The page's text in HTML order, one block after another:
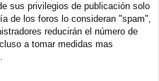
sus privilegios de publicación solo
de los foros lo consideran "spam",
reducirán el número de
a tomar medidas mas